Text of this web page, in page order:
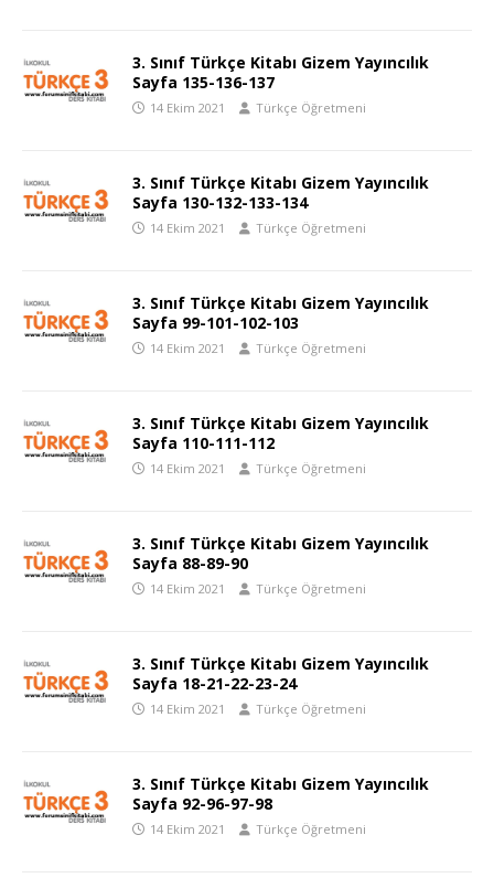
3. Sınıf Türkçe Kitabı Gizem Yayıncılık
Sayfa 135-136-137
14 Ekim 2021 Türkçe Öğretmeni
3. Sınıf Türkçe Kitabı Gizem Yayıncılık
Sayfa 130-132-133-134
14 Ekim 2021 Türkçe Öğretmeni
3. Sınıf Türkçe Kitabı Gizem Yayıncılık
Sayfa 99-101-102-103
14 Ekim 2021 Türkçe Öğretmeni
3. Sınıf Türkçe Kitabı Gizem Yayıncılık
Sayfa 110-111-112
14 Ekim 2021 Türkçe Öğretmeni
3. Sınıf Türkçe Kitabı Gizem Yayıncılık
Sayfa 88-89-90
14 Ekim 2021 Türkçe Öğretmeni
3. Sınıf Türkçe Kitabı Gizem Yayıncılık
Sayfa 18-21-22-23-24
14 Ekim 2021 Türkçe Öğretmeni
3. Sınıf Türkçe Kitabı Gizem Yayıncılık
Sayfa 92-96-97-98
14 Ekim 2021 Türkçe Öğretmeni